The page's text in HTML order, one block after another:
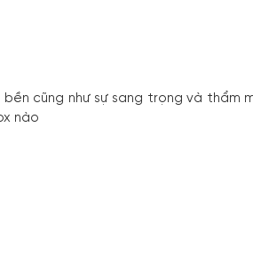
cũng như sự sang trọng và thẩm
nào